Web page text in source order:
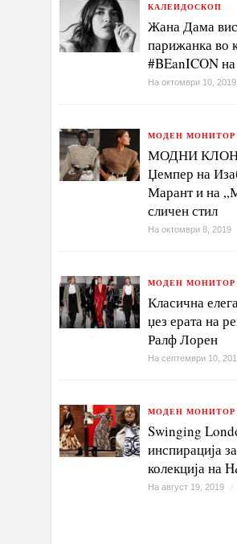
КАЛЕИДОСКОП
Жана Дама
парижанка во
#BEanICON
На октомври 10, 2019
МОДЕН МОНИТОР
МОДНИ
Џемпер на
Марант и на
сличен стил
На октомври 8, 2019
МОДЕН МОНИТОР
Класична
џез ерата на
Ралф Лорен
На септември 10,
МОДЕН МОНИТОР
Swinging
инспирација
колекција на
На август 19, 2019 /